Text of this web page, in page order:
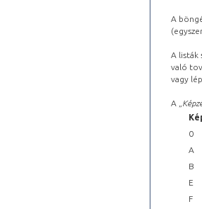
A
A listák
való
vagy
A „
0
A
B
E
F